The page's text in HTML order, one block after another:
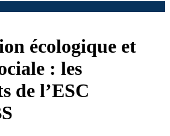
écologique et
: les
de l’ESC